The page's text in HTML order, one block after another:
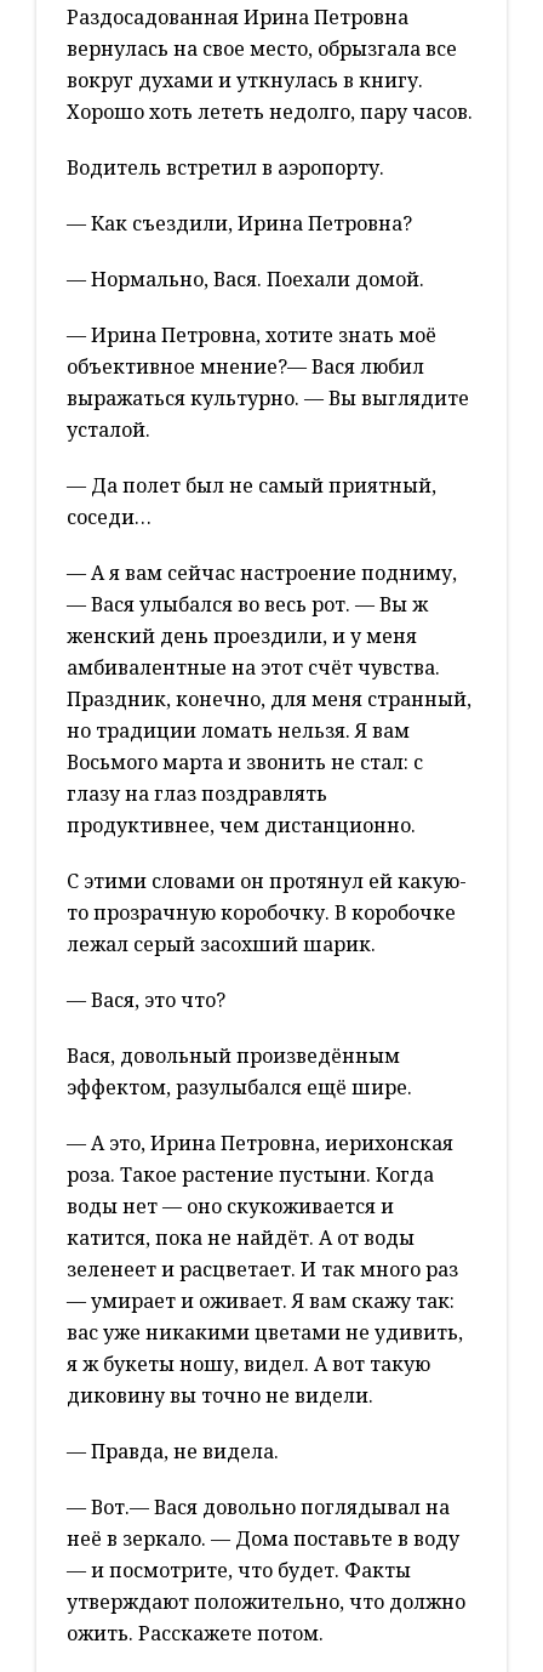
Раздосадованная Ирина Петровна
вернулась на свое место, обрызгала все
вокруг духами и уткнулась в книгу.
Хорошо хоть лететь недолго, пару часов.
Водитель встретил в аэропорту.
— Как съездили, Ирина Петровна?
— Нормально, Вася. Поехали домой.
— Ирина Петровна, хотите знать моё
объективное мнение?— Вася любил
выражаться культурно. — Вы выглядите
усталой.
— Да полет был не самый приятный,
соседи…
— А я вам сейчас настроение подниму,
— Вася улыбался во весь рот. — Вы ж
женский день проездили, и у меня
амбивалентные на этот счёт чувства.
Праздник, конечно, для меня странный,
но традиции ломать нельзя. Я вам
Восьмого марта и звонить не стал: с
глазу на глаз поздравлять
продуктивнее, чем дистанционно.
С этими словами он протянул ей какую-
то прозрачную коробочку. В коробочке
лежал серый засохший шарик.
— Вася, это что?
Вася, довольный произведённым
эффектом, разулыбался ещё шире.
— А это, Ирина Петровна, иерихонская
роза. Такое растение пустыни. Когда
воды нет — оно скукоживается и
катится, пока не найдёт. А от воды
зеленеет и расцветает. И так много раз
— умирает и оживает. Я вам скажу так:
вас уже никакими цветами не удивить,
я ж букеты ношу, видел. А вот такую
диковину вы точно не видели.
— Правда, не видела.
— Вот.— Вася довольно поглядывал на
неё в зеркало. — Дома поставьте в воду
— и посмотрите, что будет. Факты
утверждают положительно, что должно
ожить. Расскажете потом.